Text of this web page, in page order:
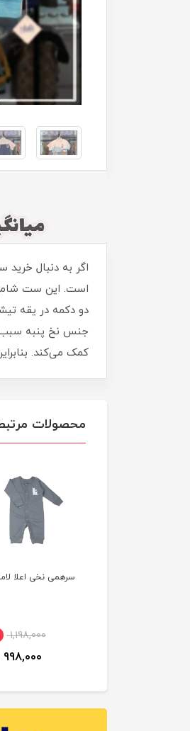
است. این ست
دو دکمه در یقه
کمک می‌کند.
محصولات
سرهمی نخی اعلا لاما isiz
1,198,000
998,000